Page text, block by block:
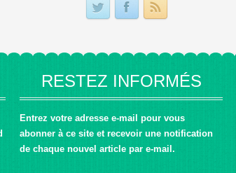
RESTEZ INFORMÉS
Entrez votre adresse e-mail pour vous
abonner à ce site et recevoir une notification
de chaque nouvel article par e-mail.